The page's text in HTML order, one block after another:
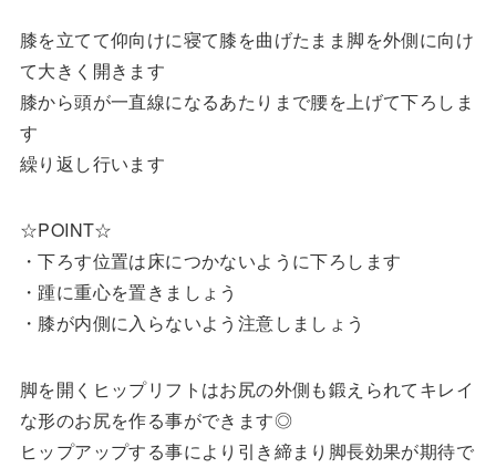
膝を立てて仰向けに寝て膝を曲げたまま脚を外側に向け
て大きく開きます
膝から頭が一直線になるあたりまで腰を上げて下ろしま
す
繰り返し行います
☆POINT☆
・下ろす位置は床につかないように下ろします
・踵に重心を置きましょう
・膝が内側に入らないよう注意しましょう
脚を開くヒップリフトはお尻の外側も鍛えられてキレイ
な形のお尻を作る事ができます◎
ヒップアップする事により引き締まり脚長効果が期待で